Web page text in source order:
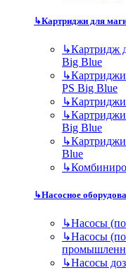
↳Картриджи для
↳Картридж
Big Blue
↳Картриджи
PS Big Blue
↳Картриджи
↳
Big Blue
↳
Blue
↳
↳Насосное
↳Насосы
↳Насосы
↳Насосы